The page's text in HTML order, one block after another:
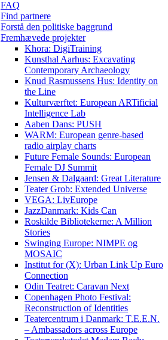
FAQ
Find partnere
Forstå den politiske baggrund
Fremhævede projekter
Khora: DigiTraining
Kunsthal Aarhus: Excavating
Contemporary Archaeology
Knud Rasmussens Hus: Identity on
the Line
Kulturværftet: European ARTificial
Intelligence Lab
Aaben Dans: PUSH
WARM: European genre-based
radio airplay charts
Future Female Sounds: European
Female DJ Summit
Jensen & Dalgaard: Great Literature
Teater Grob: Extended Universe
VEGA: LivEurope
JazzDanmark: Kids Can
Roskilde Bibliotekerne: A Million
Stories
Swinging Europe: NIMPE og
MOSAIC
Institut for (X): Urban Link Up Euro
Connection
Odin Teatret: Caravan Next
Copenhagen Photo Festival:
Reconstruction of Identities
Teatercentrum i Danmark: T.E.E.N.
– Ambassadors across Europe